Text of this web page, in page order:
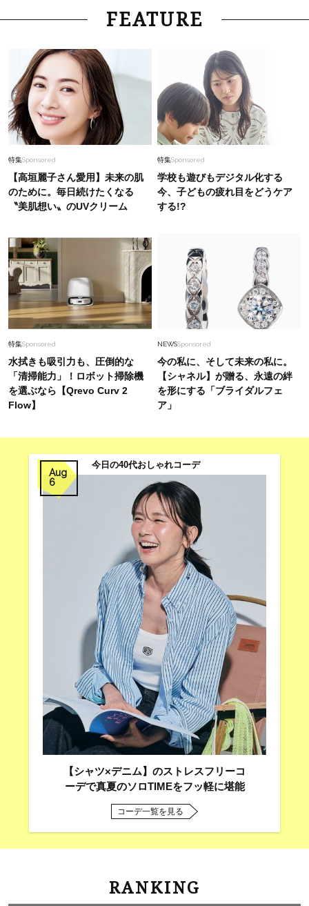
FEATURE
特集Sponsored
【高垣麗子さん愛用】未来の肌
のために。毎日続けたくなる
〝美肌想い〟のUVクリーム
特集Sponsored
学校も遊びもデジタル化する
今、子どもの疲れ目をどうケア
する!?
特集Sponsored
水拭きも吸引力も、圧倒的な
「清掃能力」！ロボット掃除機
を選ぶなら【Qrevo Curv 2
Flow】
NEWSSponsored
今の私に、そして未来の私に。
【シャネル】が贈る、永遠の絆
を形にする「ブライダルフェ
ア」
Aug
6
今日の40代おしゃれコーデ
【シャツ×デニム】のストレスフリーコ
ーデで真夏のソロTIMEをフッ軽に堪能
コーデ一覧を見る
RANKING